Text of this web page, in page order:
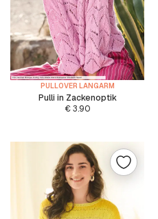
PULLOVER LANGARM
Pulli in Zackenoptik
€3.90